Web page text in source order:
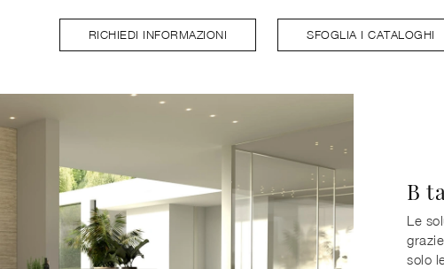
RICHIEDI INFORMAZIONI SFOGLIA I CATALOGHI
B
Le
solo